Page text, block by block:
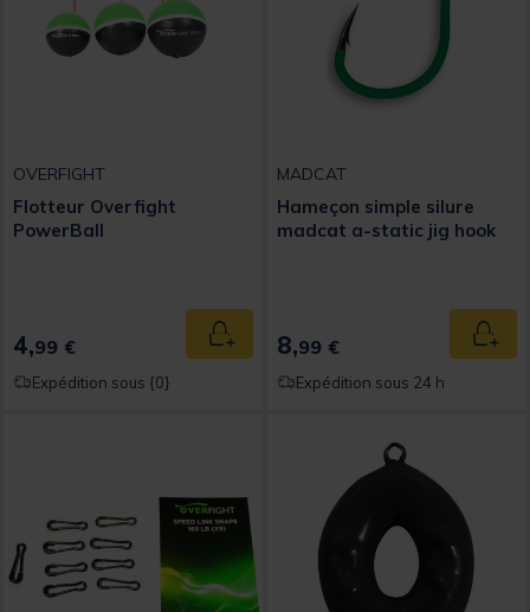
OVERFIGHT
Flotteur Overfight
PowerBall
4,99 € Ajouter au panier
Expédition sous {0}
MADCAT
Hameçon simple silure
madcat a-static jig hook
8,99 €
Expédition sous 24 h